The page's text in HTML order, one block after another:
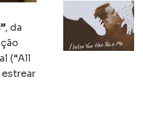
, da
(“All
estrear